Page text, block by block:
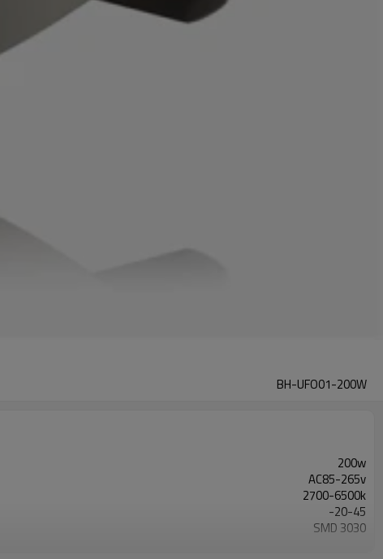
BH-UFO01-200W
200w
AC85-265v
2700-6500k
-20-45
SMD 3030